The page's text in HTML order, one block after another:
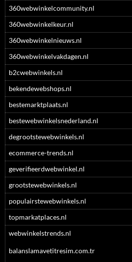
360webwinkelcommunity.nl
360webwinkelkeur.nl
360webwinkelnieuws.nl
360webwinkelvakdagen.nl
b2cwebwinkels.nl
bekendewebshops.nl
bestemarktplaats.nl
bestewebwinkelsnederland.nl
degrootstewebwinkels.nl
ecommerce-trends.nl
geverifieerdwebwinkel.nl
grootstewebwinkels.nl
populairstewebwinkels.nl
topmarkatplaces.nl
webwinkelstrends.nl
balanslamavetitresim.com.tr